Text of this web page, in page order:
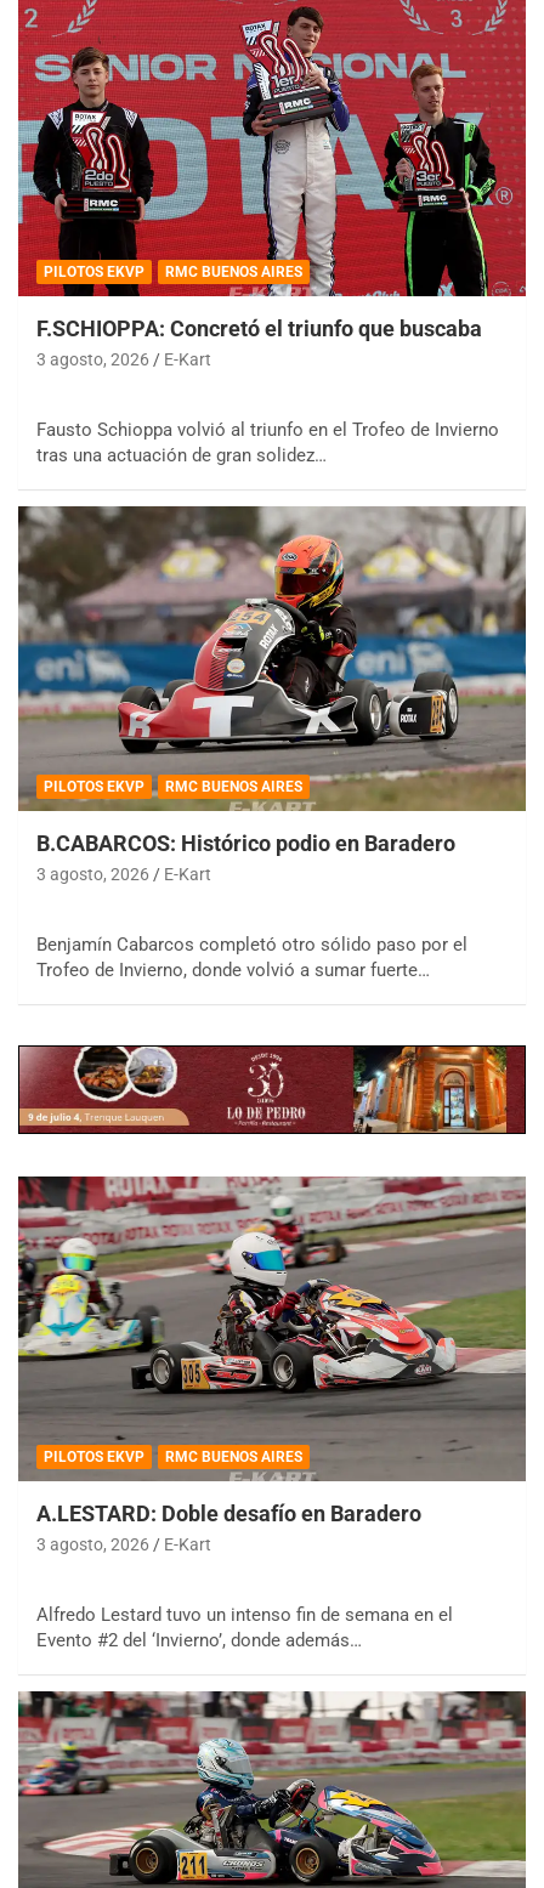
PILOTOS EKVP RMC BUENOS AIRES
F.SCHIOPPA: Concretó el triunfo que buscaba
3 agosto, 2026 E-Kart
Fausto Schioppa volvió al triunfo en el Trofeo de Invierno
tras una actuación de gran solidez…
PILOTOS EKVP RMC BUENOS AIRES
B.CABARCOS: Histórico podio en Baradero
3 agosto, 2026 E-Kart
Benjamín Cabarcos completó otro sólido paso por el
Trofeo de Invierno, donde volvió a sumar fuerte…
PILOTOS EKVP RMC BUENOS AIRES
A.LESTARD: Doble desafío en Baradero
3 agosto, 2026 E-Kart
Alfredo Lestard tuvo un intenso fin de semana en el
Evento #2 del ‘Invierno’, donde además…